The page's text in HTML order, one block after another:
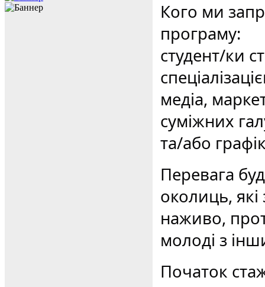
Кого ми
програму:
студент/ки
медіа,
суміжних
та/або
Перевага
околиць,
наживо,
молоді з
Початок